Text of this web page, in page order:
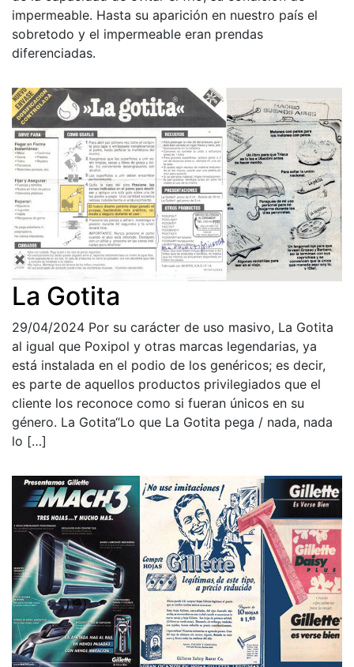
impermeable. Hasta su aparición en nuestro país el
sobretodo y el impermeable eran prendas
diferenciadas.
La Gotita
29/04/2024 Por su carácter de uso masivo, La Gotita
al igual que Poxipol y otras marcas legendarias, ya
está instalada en el podio de los genéricos; es decir,
es parte de aquellos productos privilegiados que el
cliente los reconoce como si fueran únicos en su
género. La Gotita“Lo que La Gotita pega / nada, nada
lo […]